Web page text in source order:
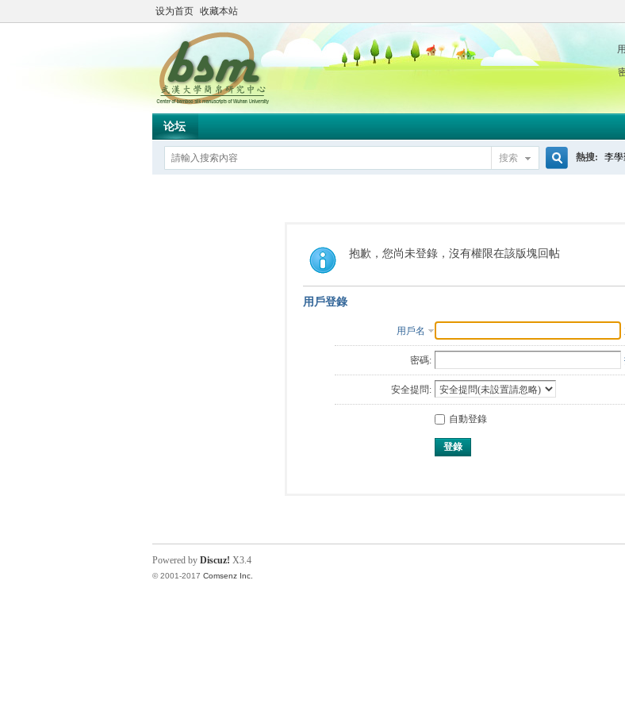
设为首页 收藏本站
论坛
搜索
索
熱搜: 李
抱歉，您尚未登錄，沒有權限在該版塊回帖
用戶登錄
用戶名
密碼:
安全提問:
自動登錄
登錄
Powered by Discuz! X3.4
© 2001-2017 Comsenz Inc.